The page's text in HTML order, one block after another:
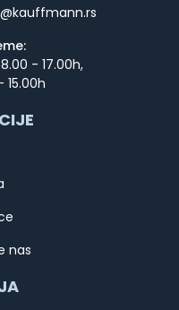
- 17.00h,
15.00h
nas